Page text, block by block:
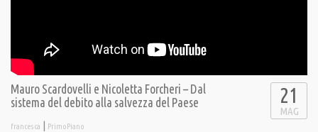
Mauro Scardovelli e Nicoletta Forcheri – Dal
sistema del debito alla salvezza del Paese
francesca | PrimoPiano
21
MAG